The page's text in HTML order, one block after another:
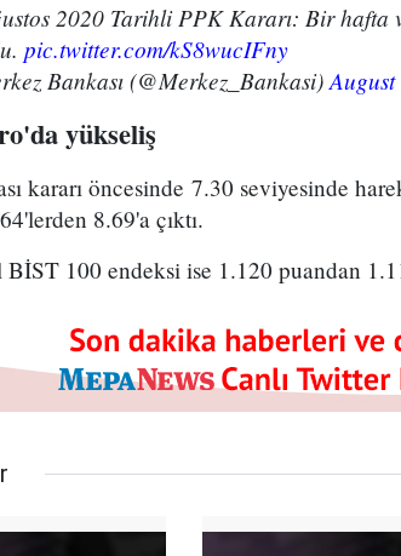
2020 Tarihli PPK Kararı: Bir hafta
pic.twitter.com/kS8wucIFny
Bankası (@Merkez_Bankasi)
yükseliş
kararı öncesinde 7.30 seviyesinde
8.69'a çıktı.
BİST 100 endeksi ise 1.120 puandan